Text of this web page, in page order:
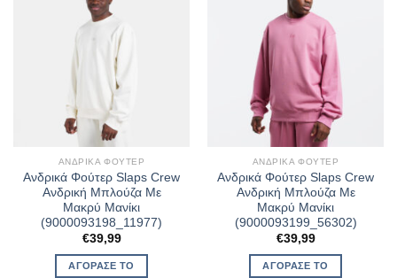
ΑΝΔΡΙΚΆ ΦΟΎΤΕΡ
Ανδρικά Φούτερ Slaps Crew
Ανδρική Μπλούζα Με
Μακρύ Μανίκι
(9000093198_11977)
€39,99
ΑΓΌΡΑΣΈ ΤΟ
ΑΝΔΡΙΚΆ ΦΟΎΤΕΡ
Ανδρικά Φούτερ Slaps Crew
Ανδρική Μπλούζα Με
Μακρύ Μανίκι
(9000093199_56302)
€39,99
ΑΓΌΡΑΣΈ ΤΟ